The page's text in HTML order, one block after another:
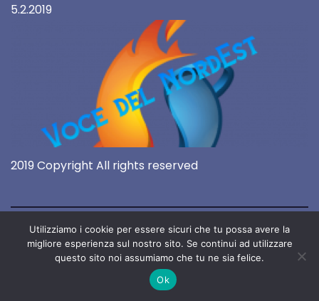
5.2.2019
2019 Copyright All rights reserved
Utilizziamo i cookie per essere sicuri che tu possa avere la
migliore esperienza sul nostro sito. Se continui ad utilizzare
questo sito noi assumiamo che tu ne sia felice.
Ok